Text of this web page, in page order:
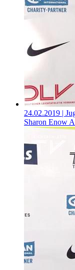
24.02.2019 |
Sharon Enow